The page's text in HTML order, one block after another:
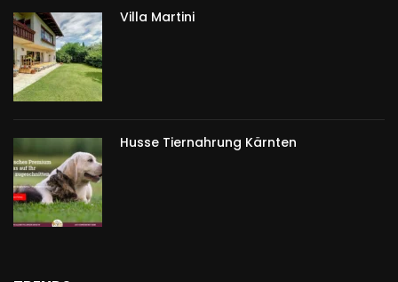
Villa Martini
Husse Tiernahrung Kärnten